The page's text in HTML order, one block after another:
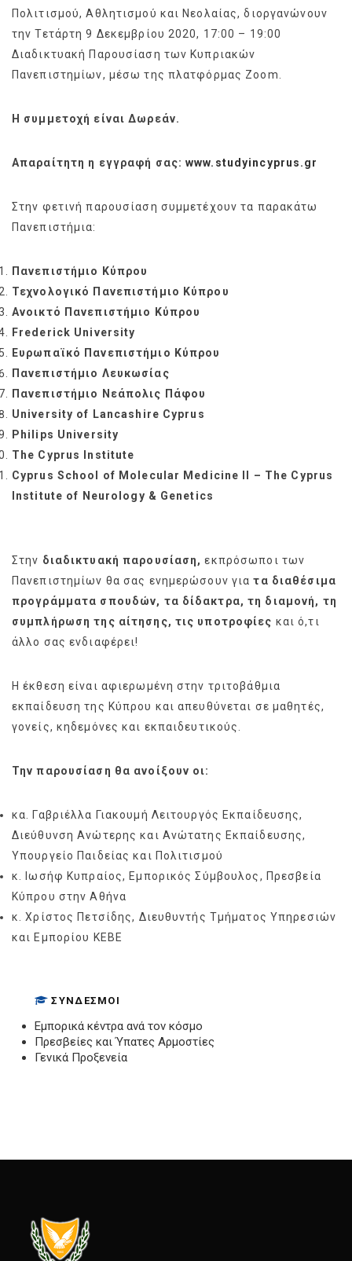
Πολιτισμού, Αθλητισμού και Νεολαίας, διοργανώνουν
την Τετάρτη 9 Δεκεμβρίου 2020, 17:00 – 19:00
Διαδικτυακή Παρουσίαση των Κυπριακών
Πανεπιστημίων, μέσω της πλατφόρμας Zoom.
Η συμμετοχή είναι Δωρεάν.
Απαραίτητη η εγγραφή σας:www.studyincyprus.gr
Στην φετινή παρουσίαση συμμετέχουν τα παρακάτω
Πανεπιστήμια:
Πανεπιστήμιο Κύπρου
Τεχνολογικό Πανεπιστήμιο Κύπρου
Ανοικτό Πανεπιστήμιο Κύπρου
Frederick University
Ευρωπαϊκό Πανεπιστήμιο Κύπρου
Πανεπιστήμιο Λευκωσίας
Πανεπιστήμιο Νεάπολις Πάφου
University of Lancashire Cyprus
Philips University
The Cyprus Institute
Cyprus School of Molecular Medicine
– The Cyprus
Institute of Neurology & Genetics
Στην διαδικτυακή παρουσίαση, εκπρόσωποι των
Πανεπιστημίων θα σας ενημερώσουν γιατα διαθέσιμα
προγράμματα σπουδών, τα δίδακτρα, τη διαμονή, τη
συμπλήρωση της αίτησης, τις υποτροφίες και ό,τι
άλλο σας ενδιαφέρει!
Η έκθεση είναι αφιερωμένη στην τριτοβάθμια
εκπαίδευση της Κύπρου και απευθύνεται σε μαθητές,
γονείς, κηδεμόνες και εκπαιδευτικούς.
Την παρουσίαση θα ανοίξουν οι:
κα. Γαβριέλλα Γιακουμή Λειτουργός Εκπαίδευσης,
Διεύθυνση Ανώτερης και Ανώτατης Εκπαίδευσης,
Υπουργείο Παιδείας και Πολιτισμού
κ. Ιωσήφ Κυπραίος, Εμπορικός Σύμβουλος, Πρεσβεία
Κύπρου στην Αθήνα
κ. Χρίστος Πετσίδης, Διευθυντής Τμήματος Υπηρεσιών
και Εμπορίου ΚΕΒΕ
ΣΎΝΔΕΣΜΟΙ
Εμπορικά κέντρα ανά τον κόσμο
Πρεσβείες και Ύπατες Αρμοστίες
Γενικά Προξενεία